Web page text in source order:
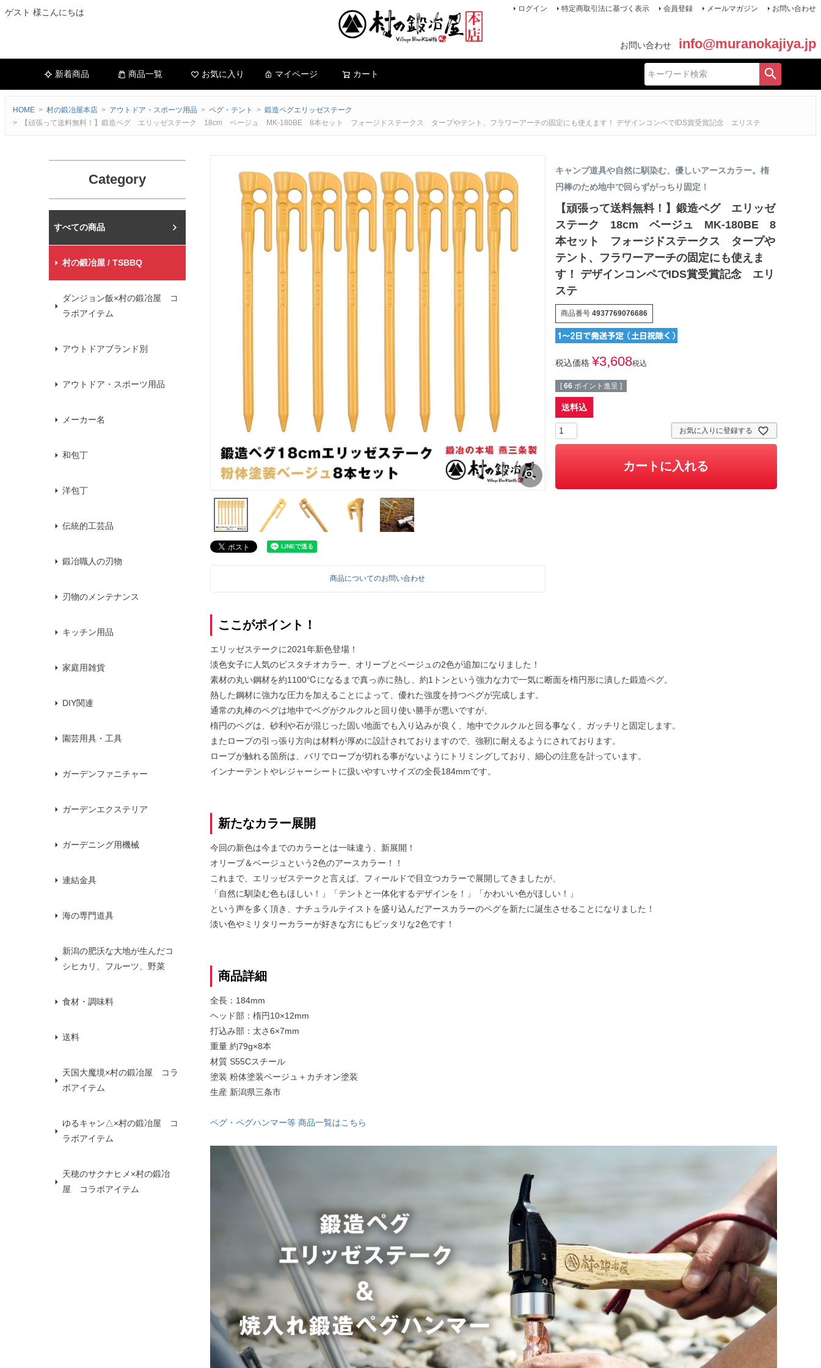
ゲスト 様こんにちは ログイン 特定商取引法に基づく表示 会員登録 メールマガジン お問い合わせ
お問い合わせ info@muranokajiya.jp
新着商品 商品一覧 お気に入り マイページ カート
HOME 村の鍛冶屋本店 アウトドア・スポーツ用品 ペグ・テント
鍛造ペグエリッゼステーク
【頑張って送料無料！】鍛造ペグ エリッゼステーク 18cm ベージュ MK-180BE 8本セット フォージドステークス タープやテント、フラワーアーチの固定にも使えます！ デザインコンペでIDS賞受賞記念 エリステ
Category
村の鍛冶屋本店
村の鍛冶屋 / TSBBQ
ダンジョン飯×村の鍛冶屋 コ
ラボアイテム
アウトドアブランド別
アウトドア・スポーツ用品
メーカー名
和包丁
洋包丁
伝統的工芸品
鍛冶職人の刃物
刃物のメンテナンス
キッチン用品
家庭用雑貨
DIY関連
園芸用具・工具
ガーデンファニチャー
ガーデンエクステリア
ガーデニング用機械
連結金具
海の専門道具
新潟の肥沃な大地が生んだコ
シヒカリ、フルーツ、野菜
食材・調味料
送料
天国大魔境×村の鍛冶屋 コラ
ボアイテム
ゆるキャン△×村の鍛冶屋 コ
ラボアイテム
天穂のサクナヒメ×村の鍛冶
屋 コラボアイテム
商品についてのお問い合わせ
キャンプ道具や自然に馴染む、優しいアースカラー。楕
円棒のため地中で回らずがっちり固定！
【頑張って送料無料！】鍛造ペグ エリッゼ
ステーク 18cm ベージュ MK-180BE 8
本セット フォージドステークス タープや
テント、フラワーアーチの固定にも使えま
す！ デザインコンペでIDS賞受賞記念 エリ
ステ
商品番号 4937769076686
税込価格 ¥3,608税込
[ 66 ポイント進呈 ]
送料込
お気に入りに登録する
カートに入れる
ここがポイント！
エリッゼステークに2021年新色登場！
淡色女子に人気のピスタチオカラー、オリーブとベージュの2色が追加になりました！
素材の丸い鋼材を約1100℃になるまで真っ赤に熱し、約1トンという強力な力で一気に断面を楕円形に潰した鍛造ペグ。
熱した鋼材に強力な圧力を加えることによって、優れた強度を持つペグが完成します。
通常の丸棒のペグは地中でペグがクルクルと回り使い勝手が悪いですが、
楕円のペグは、砂利や石が混じった固い地面でも入り込みが良く、地中でクルクルと回る事なく、ガッチリと固定します。
またロープの引っ張り方向は材料が厚めに設計されておりますので、強靭に耐えるようにされております。
ロープが触れる箇所は、バリでロープが切れる事がないようにトリミングしており、細心の注意を計っています。
インナーテントやレジャーシートに扱いやすいサイズの全長184mmです。
新たなカラー展開
今回の新色は今までのカラーとは一味違う、新展開！
オリーブ＆ベージュという2色のアースカラー！！
これまで、エリッゼステークと言えば、フィールドで目立つカラーで展開してきましたが、
「自然に馴染む色もほしい！」「テントと一体化するデザインを！」「かわいい色がほしい！」
という声を多く頂き、ナチュラルテイストを盛り込んだアースカラーのペグを新たに誕生させることになりました！
淡い色やミリタリーカラーが好きな方にもピッタリな2色です！
商品詳細
全長：184mm
ヘッド部：楕円10×12mm
打込み部：太さ6×7mm
重量 約79g×8本
材質 S55Cスチール
塗装 粉体塗装ベージュ＋カチオン塗装
生産 新潟県三条市
ペグ・ペグハンマー等 商品一覧はこちら